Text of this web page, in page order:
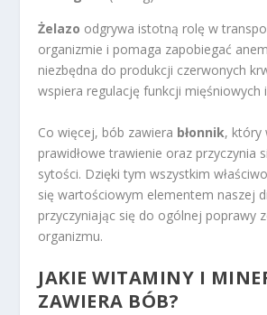
Żelazo odgrywa istotną rolę w
organizmie i pomaga zapobiegać
niezbędna do produkcji czerwonych
wspiera regulację funkcji mięśniowych
Co więcej, bób zawiera błonnik, który
prawidłowe trawienie oraz przyczynia
sytości. Dzięki tym wszystkim
się wartościowym elementem naszej
przyczyniając się do ogólnej poprawy
organizmu.
JAKIE WITAMINY I
ZAWIERA BÓB?